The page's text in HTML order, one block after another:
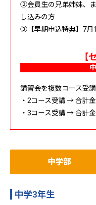
②会員生の兄弟姉妹、
し込みの方
③【早期申込特典】7月
【
講習会を複数コース受
・2コース受講 → 合計
・3コース受講 → 合計
中学部
中学3年生